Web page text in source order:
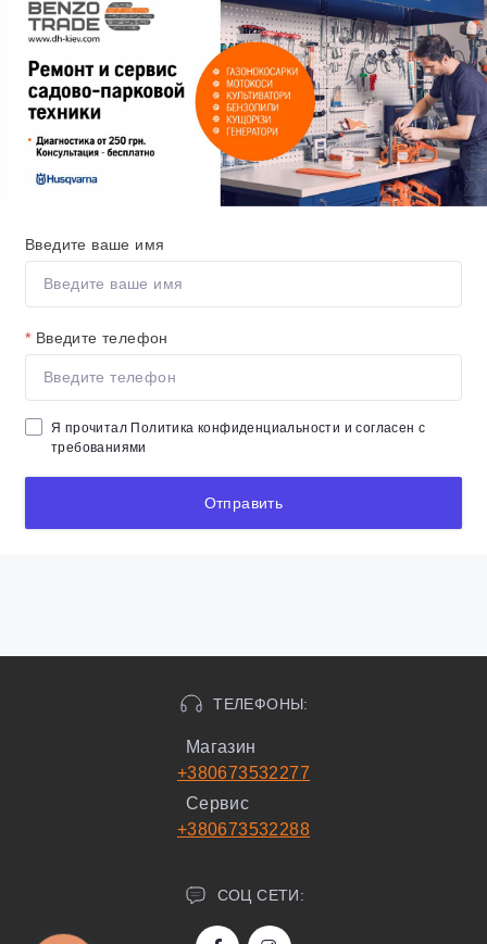
Введите ваше имя
* Введите телефон
Я прочитал Политика конфиденциальности и согласен с
требованиями
Отправить
ТЕЛЕФОНЫ:
Магазин
+380673532277
Сервис
+380673532288
СОЦ СЕТИ: